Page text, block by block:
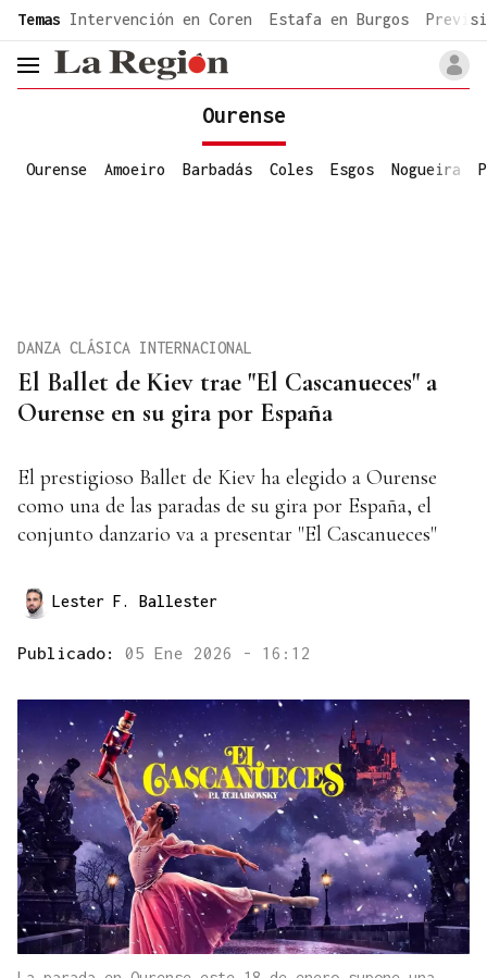
common.go-to-content
Temas Intervención en Coren Estafa en Burgos
header.menu.open
Ourense
Ourense Amoeiro Barbadás Coles Esgos Nogueira
El Ballet de Kiev trae "El Cascanueces" a
Ourense en su gira por España
DANZA CLÁSICA INTERNACIONAL
El prestigioso Ballet de Kiev ha elegido a Ourense
como una de las paradas de su gira por España, el
conjunto danzario va a presentar "El Cascanueces"
Lester F. Ballester
Publicado: 05 Ene 2026 - 16:12